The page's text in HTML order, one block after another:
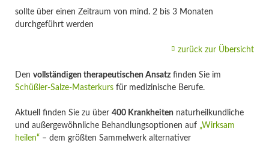
sollte über einen Zeitraum von mind. 2 bis 3 Monaten
durchgeführt werden
zurück zur Übersicht
Den vollständigen therapeutischen Ansatzfinden Sie im
Schüßler-Salze-Masterkursfür medizinische Berufe.
Aktuell finden Sie zu über 400 Krankheiten naturheilkundliche
und außergewöhnliche Behandlungsoptionen auf „Wirksam
heilen“– dem größten Sammelwerk alternativer